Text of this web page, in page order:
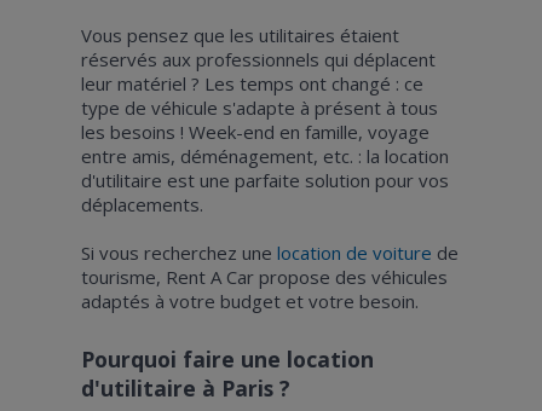
Vous pensez que les utilitaires étaient
réservés aux professionnels qui déplacent
leur matériel ? Les temps ont changé : ce
type de véhicule s'adapte à présent à tous
les besoins ! Week-end en famille, voyage
entre amis, déménagement, etc. : la location
d'utilitaire est une parfaite solution pour vos
déplacements.
Si vous recherchez une location de voiture de
tourisme, Rent A Car propose des véhicules
adaptés à votre budget et votre besoin.
Pourquoi faire une location
d'utilitaire à Paris ?